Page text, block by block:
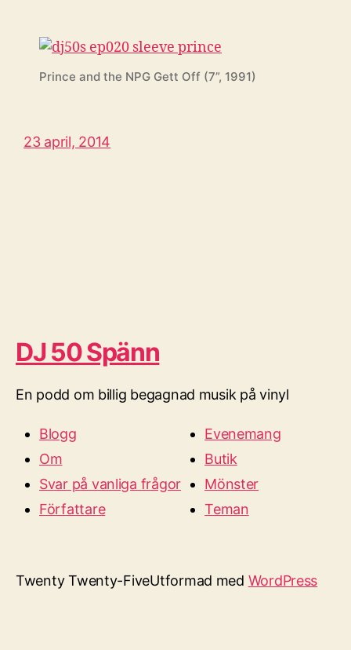
Prince and the NPG Gett Off (7”, 1991)
23 april, 2014
DJ 50 Spänn
En podd om billig begagnad musik på vinyl
Blogg
Om
Svar på vanliga frågor
Författare
Evenemang
Butik
Mönster
Teman
Twenty Twenty-FiveUtformad med WordPress